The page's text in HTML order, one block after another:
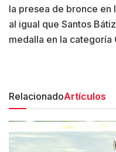
la presea de bronce en
al igual que Santos
medalla en la categoría
RelacionadoArtículos